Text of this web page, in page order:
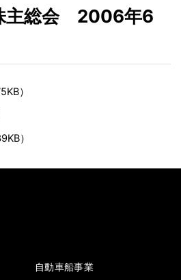
主総会 2006年6
）
）
自動車船事業